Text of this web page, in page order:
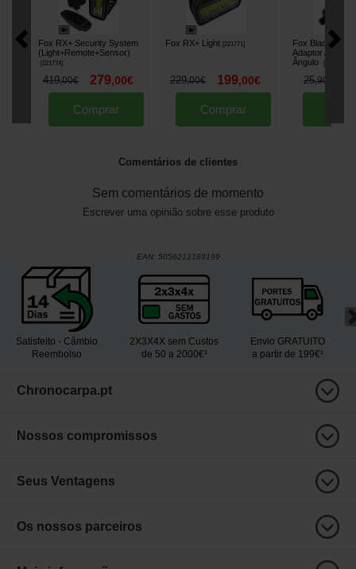
Fox RX+ Security System
(Light+Remote+Sensor)
221774]
419,00€ 279,00€
Comprar
Fox RX+ Light 221771]
229,00€ 199,00€
Comprar
Fox Black
Adaptor
Ângulo
25,90
Comentários de clientes
Sem comentários de momento
Escrever uma opinião sobre esse produto
EAN: 5056212189199
Satisfeito - Câmbio
Reembolso
2X3X4X sem Custos
de 50 a 2000€²
Envio GRATUITO
a partir de 199€¹
Chronocarpa.pt
Nossos compromissos
Seus Ventagens
Os nossos parceiros